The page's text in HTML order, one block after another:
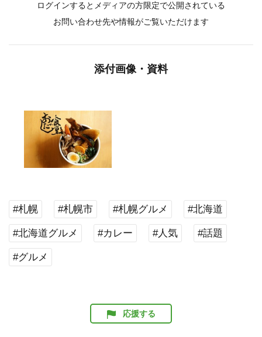
ログインするとメディアの方限定で公開されている
お問い合わせ先や情報がご覧いただけます
添付画像・資料
#札幌 #札幌市 #札幌グルメ #北海道
#北海道グルメ #カレー #人気 #話題
#グルメ
応援する